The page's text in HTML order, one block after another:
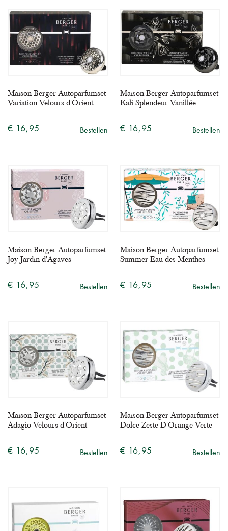
Maison Berger Autoparfumset
Variation Velours d'Oriënt
€ 16,95 Bestellen
Maison Berger Autoparfumset
Kali Splendeur Vanillée
€ 16,95 Bestellen
Maison Berger Autoparfumset
Joy Jardin d'Agaves
€ 16,95 Bestellen
Maison Berger Autoparfumset
Summer Eau des Menthes
€ 16,95 Bestellen
Maison Berger Autoparfumset
Adagio Velours d'Oriënt
€ 16,95 Bestellen
Maison Berger Autoparfumset
Dolce Zeste D'Orange Verte
€ 16,95 Bestellen